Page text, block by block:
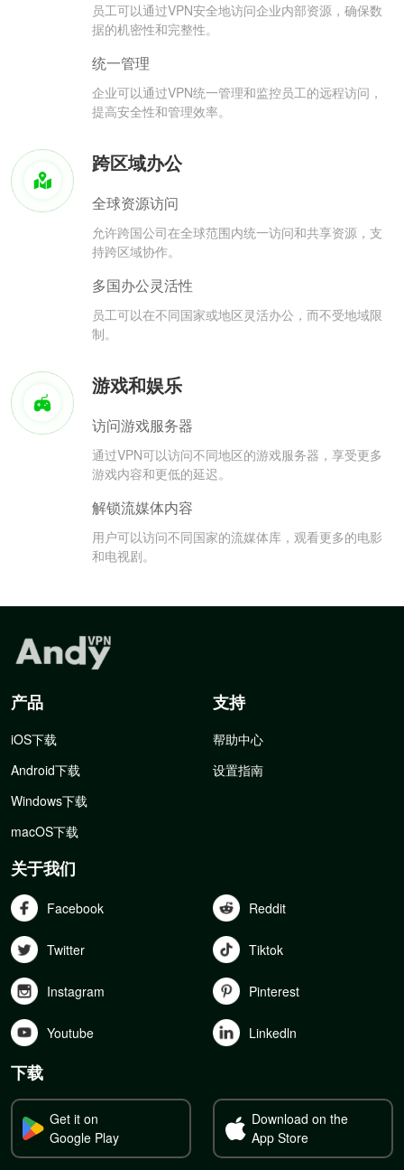
员工可以通过VPN安全地访问企业内部资源，确保数
据的机密性和完整性。
统一管理
企业可以通过VPN统一管理和监控员工的远程访问，
提高安全性和管理效率。
跨区域办公
全球资源访问
允许跨国公司在全球范围内统一访问和共享资源，支
持跨区域协作。
多国办公灵活性
员工可以在不同国家或地区灵活办公，而不受地域限
制。
游戏和娱乐
访问游戏服务器
通过VPN可以访问不同地区的游戏服务器，享受更多
游戏内容和更低的延迟。
解锁流媒体内容
用户可以访问不同国家的流媒体库，观看更多的电影
和电视剧。
产品
iOS下载
Android下载
Windows下载
macOS下载
支持
帮助中心
设置指南
关于我们
Facebook Reddit
Twitter Tiktok
Instagram Pinterest
Youtube Linkedln
下载
Get it on
Google Play
Download on the
App Store